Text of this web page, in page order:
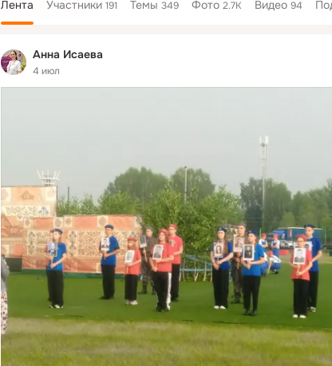
Лента Участники 191 Темы 349 Фото 2.7K Видео 94
Анна Исаева
4 июл